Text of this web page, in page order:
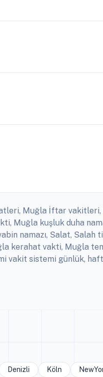
Muğla İftar
Muğla kuşluk duha
namazı, Salat, Salah
kerahat vakti, Muğla
vakit sistemi günlük,
Denizli Köln